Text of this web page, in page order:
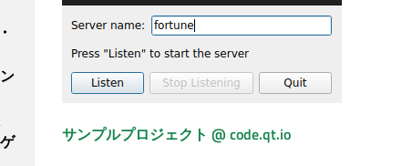
サンプルプロジェクト @ code.qt.io